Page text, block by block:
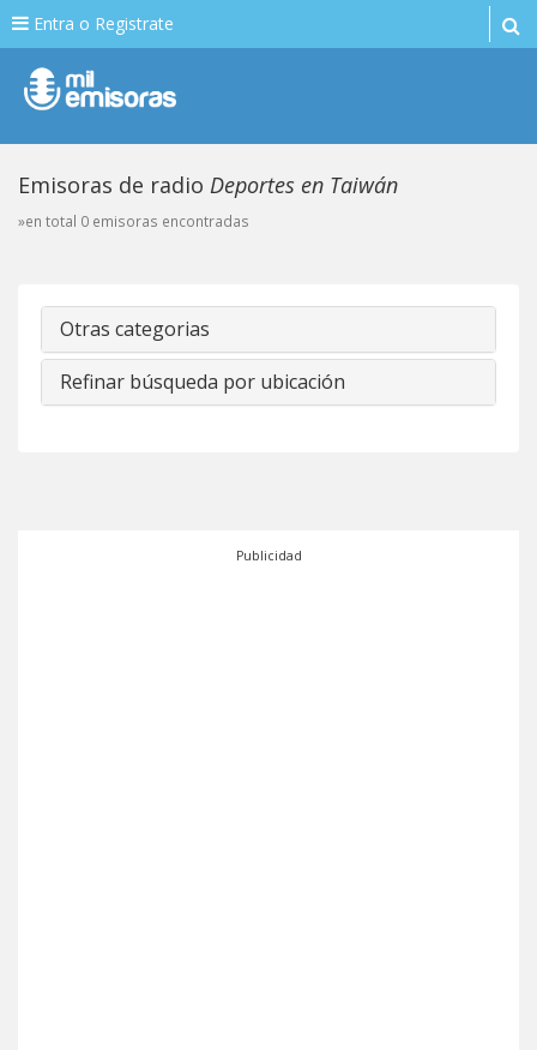
Entra o Registrate
Emisoras de radio Deportes en Taiwán
»en total 0 emisoras encontradas
Otras categorias
Refinar búsqueda por ubicación
Publicidad